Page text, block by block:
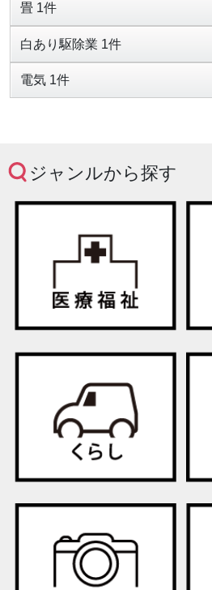
畳 1件
白あり駆除業 1件
電気 1件
ジャンルから探す